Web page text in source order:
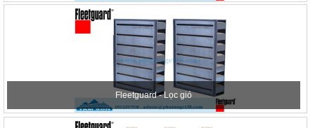
Fleetguard - Lọc gió